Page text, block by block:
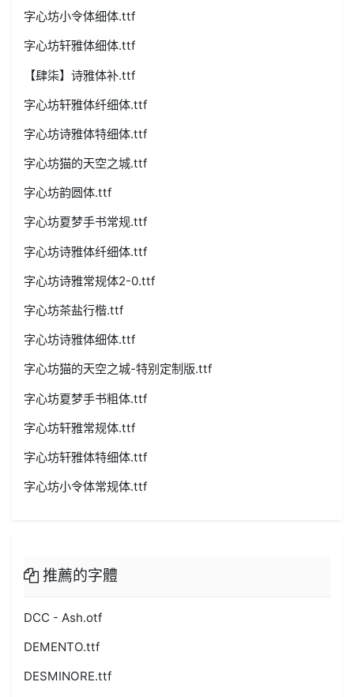
字心坊小令体细体.ttf
字心坊轩雅体细体.ttf
【肆柒】诗雅体补.ttf
字心坊轩雅体纤细体.ttf
字心坊诗雅体特细体.ttf
字心坊猫的天空之城.ttf
字心坊韵圆体.ttf
字心坊夏梦手书常规.ttf
字心坊诗雅体纤细体.ttf
字心坊诗雅常规体2-0.ttf
字心坊茶盐行楷.ttf
字心坊诗雅体细体.ttf
字心坊猫的天空之城-特别定制版.ttf
字心坊夏梦手书粗体.ttf
字心坊轩雅常规体.ttf
字心坊轩雅体特细体.ttf
字心坊小令体常规体.ttf
推薦的字體
DCC - Ash.otf
DEMENTO.ttf
DESMINORE.ttf